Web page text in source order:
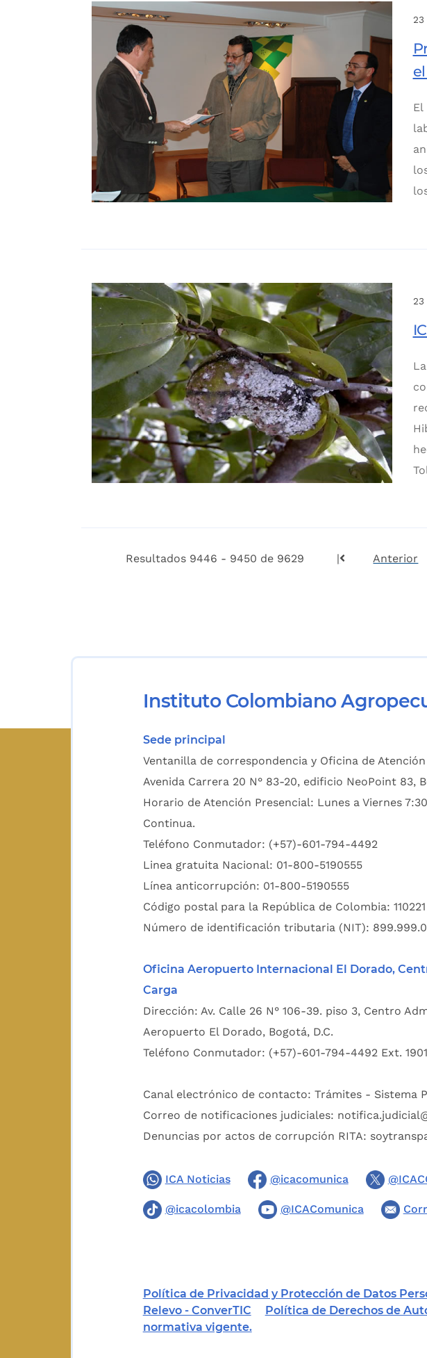
23
23
Resultados 9446 - 9450 de 9629 | Anterior
Instituto Colombiano
Sede principal
Ventanilla de correspondencia y Oficina de
Avenida Carrera 20 N° 83-20, edificio NeoPoint 83,
Horario de Atención Presencial: Lunes a Viernes
Continua.
Teléfono Conmutador: (+57)-601-794-4492
Linea gratuita Nacional: 01-800-5190555
Línea anticorrupción: 01-800-5190555
Código postal para la República de Colombia: 110221
Número de identificación tributaria (NIT):
Oficina Aeropuerto Internacional El Dorado,
Carga
Dirección: Av. Calle 26 N° 106-39. piso 3, Centro
Aeropuerto El Dorado, Bogotá, D.C.
Teléfono Conmutador: (+57)-601-794-4492 Ext. 1901
Canal electrónico de contacto: Trámites - Sistema
Correo de notificaciones judiciales:
Denuncias por actos de corrupción RITA:
ICA Noticias @icacomunica
@icacolombia @ICAComunica
Política de Privacidad y Protección de Datos
Relevo - ConverTIC
Política de Derechos de
normativa vigente.